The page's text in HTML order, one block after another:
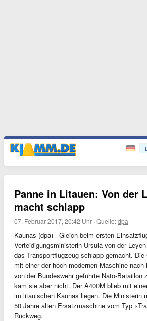
Panne in Litauen: Von der
macht schlapp
07. Februar 2017, 20:42 Uhr ·Quelle:dpa
Kaunas (dpa) - Gleich beim ersten
Verteidigungsministerin Ursula von der
das Transportflugzeug schlapp gemacht.
mit einer der hoch modernen Maschine
von der Bundeswehr geführte Nato-Bataillon
kam sie aber nicht. Der A400M blieb mit
im litauischen Kaunas liegen. Die Ministerin
50 Jahre alten Ersatzmaschine vom Typ
Rückweg.